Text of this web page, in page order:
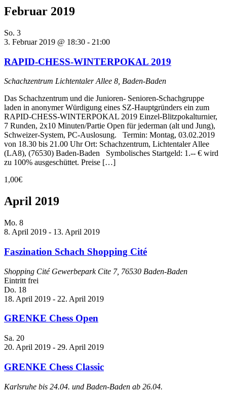
Februar 2019
So. 3
3. Februar 2019 @ 18:30 - 21:00
RAPID-CHESS-WINTERPOKAL 2019
Schachzentrum Lichtentaler Allee 8, Baden-Baden
Das Schachzentrum und die Junioren- Senioren-Schachgruppe
laden in anonymer Würdigung eines SZ-Hauptgründers ein zum
RAPID-CHESS-WINTERPOKAL 2019 Einzel-Blitzpokalturnier,
7 Runden, 2x10 Minuten/Partie Open für jederman (alt und Jung),
Schweizer-System, PC-Auslosung. Termin: Montag, 03.02.2019
von 18.30 bis 21.00 Uhr Ort: Schachzentrum, Lichtentaler Allee
(LA8), (76530) Baden-Baden Symbolisches Startgeld: 1.-- € wird
zu 100% ausgeschüttet. Preise […]
1,00€
April 2019
Mo. 8
8. April 2019 - 13. April 2019
Faszination Schach Shopping Cité
Shopping Cité Gewerbepark Cite 7, 76530 Baden-Baden
Eintritt frei
Do. 18
18. April 2019 - 22. April 2019
GRENKE Chess Open
Sa. 20
20. April 2019 - 29. April 2019
GRENKE Chess Classic
Karlsruhe bis 24.04. und Baden-Baden ab 26.04.